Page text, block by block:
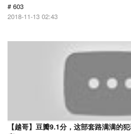
# 603
2018-11-13 02:43
【越哥】豆瓣9.1分，这部套路满满的